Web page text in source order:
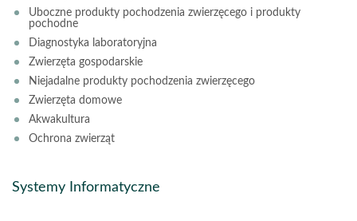
Uboczne produkty pochodzenia zwierzęcego i produkty
pochodne
Diagnostyka laboratoryjna
Zwierzęta gospodarskie
Niejadalne produkty pochodzenia zwierzęcego
Zwierzęta domowe
Akwakultura
Ochrona zwierząt
Systemy Informatyczne